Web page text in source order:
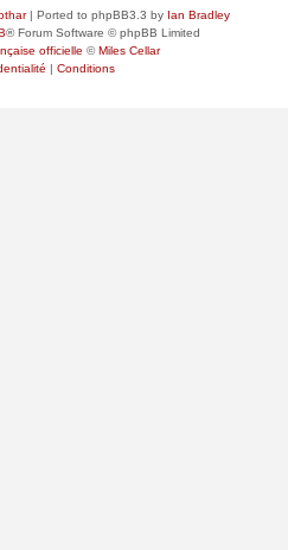
| Ported to phpBB3.3 by Ian Bradley
® Forum Software © phpBB Limited
officielle ©Miles Cellar
| Conditions